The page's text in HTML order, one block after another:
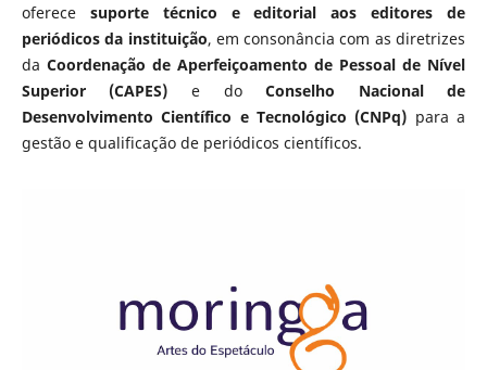
oferece suporte técnico e editorial aos editores de
periódicos da instituição, em consonância com as diretrizes
da Coordenação de Aperfeiçoamento de Pessoal de Nível
Superior (CAPES) e doConselho Nacional de
Desenvolvimento Científico e Tecnológico (CNPq) para a
gestão e qualificação de periódicos científicos.